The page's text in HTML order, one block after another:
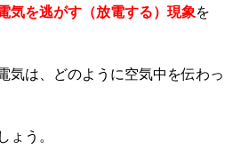
気を逃がす（放電する）現象を
気は、どのように空気中を伝わっ
ょう。